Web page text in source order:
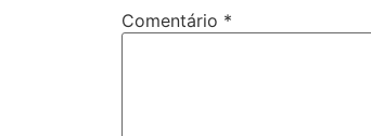
Comentário *